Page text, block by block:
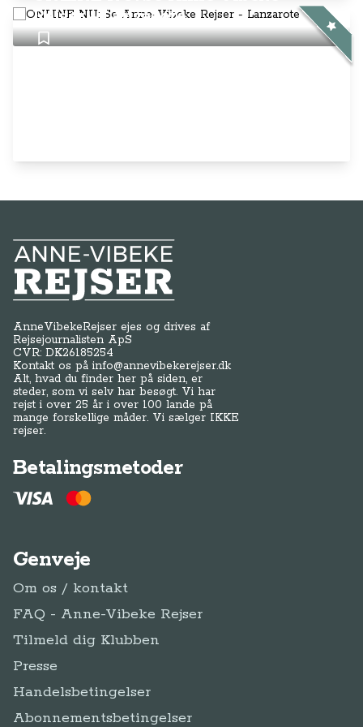
Rejser - Lanzarote
Anne-Vibeke Rejser
AnneVibekeRejser ejes og drives af
Rejsejournalisten ApS
CVR: DK26185254
Kontakt os påinfo@annevibekerejser.dk
Alt, hvad du finder her på siden, er
steder, som vi selv har besøgt. Vi har
rejst i over 25 år i over 100 lande på
mange forskellige måder. Vi sælger IKKE
rejser.
Betalingsmetoder
Genveje
Om os / kontakt
FAQ - Anne-Vibeke Rejser
Tilmeld dig Klubben
Presse
Handelsbetingelser
Abonnementsbetingelser